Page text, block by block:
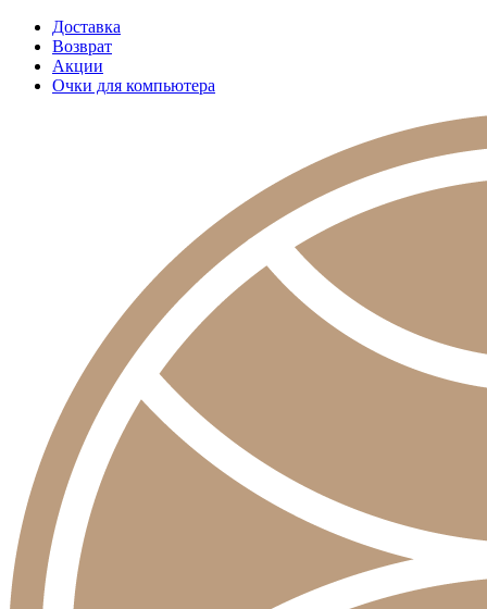
Доставка
Возврат
Акции
Очки для компьютера